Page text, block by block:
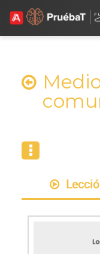
TutorIA